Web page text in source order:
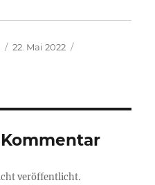
Veröffentlicht
22. Mai 2022
veröffentlicht.